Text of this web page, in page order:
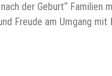
der Geburt“ Familien
Freude am Umgang